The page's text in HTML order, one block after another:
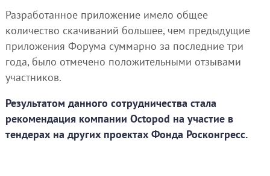
Разработанное приложение имело общее
количество скачиваний большее, чем предыдущие
приложения Форума суммарно за последние три
года, было отмечено положительными отзывами
участников.
Результатом данного сотрудничества стала
рекомендация компании Octopod на участие в
тендерах на других проектах Фонда Росконгресс.